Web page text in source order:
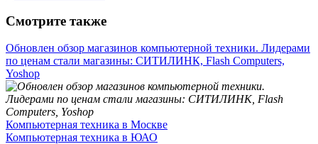
Смотрите также
Обновлен обзор магазинов компьютерной техники. Лидерами
по ценам стали магазины: СИТИЛИНК, Flash Computers,
Yoshop
Компьютерная техника в Москве
Компьютерная техника в ЮАО